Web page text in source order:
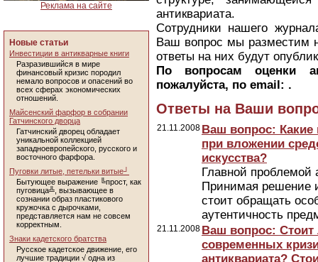
Реклама на сайте
Новые статьи
Инвестиции в антикварные книги
Разразившийся в мире
финансовый кризис породил
немало вопросов и опасений во
всех сферах экономических
отношений.
Майсенский фарфор в собрании
Гатчинского дворца
Гатчинский дворец обладает
уникальной коллекцией
западноевропейского, русского и
восточного фарфора.
Пуговки литые, петельки витые┘
Бытующее выражение ╚прост, как
пуговица╩, вызывающее в
сознании образ пластикового
кружочка с дырочками,
представляется нам не совсем
корректным.
Знаки кадетского братства
Русское кадетское движение, его
лучшие традиции √ одна из
антиквариата.
Сотрудники нашего
Ваш вопрос мы разместим
ответы на них будут
По вопросам оценки
пожалуйста, по email: .
Ответы на Ваши
21.11.2008 Ваш вопрос: Какие
при вложении
искусства?
Главной проблемой
Принимая решение
стоит обращать
аутентичность
21.11.2008 Ваш вопрос: Стоит
современных
антиквариата?